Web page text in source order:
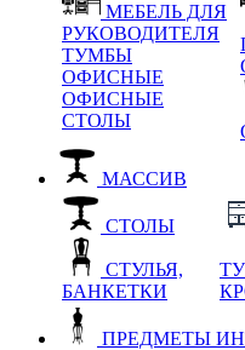
МЕБЕЛЬ ДЛЯ
РУКОВОДИТЕЛЯ
ТУМБЫ
ОФИСНЫЕ
ОФИСНЫЕ
СТОЛЫ
МАССИВ
СТОЛЫ
СТУЛЬЯ,
БАНКЕТКИ
ПРЕДМЕТЫ